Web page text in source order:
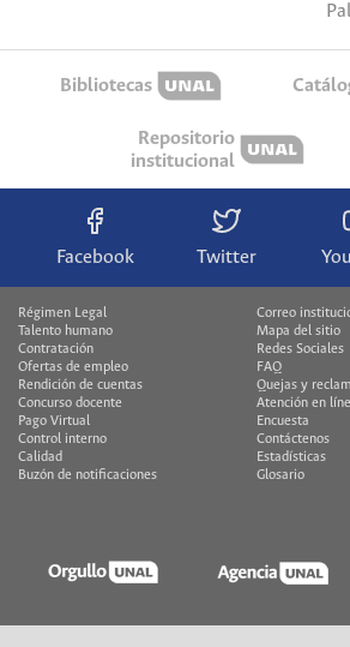
Bibliotecas
Repositorio
institucional
Facebook Twitter
Régimen Legal
Talento humano
Contratación
Ofertas de empleo
Rendición de cuentas
Concurso docente
Pago Virtual
Control interno
Calidad
Buzón de notificaciones
Correo
Mapa del sitio
Redes Sociales
FAQ
Quejas y
Atención en
Encuesta
Contáctenos
Estadísticas
Glosario